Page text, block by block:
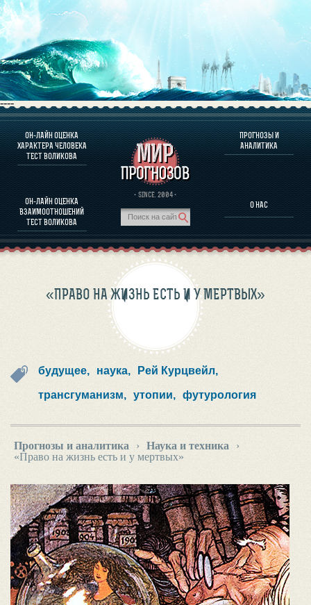
----
ОН-ЛАЙН ОЦЕНКА
ХАРАКТЕРА ЧЕЛОВЕКА
ТЕСТ ВОЛИКОВА
ОН-ЛАЙН ОЦЕНКА
ВЗАИМООТНОШЕНИЙ
ТЕСТ ВОЛИКОВА
· SINCE. 2004 ·
ПРОГНОЗЫ И
АНАЛИТИКА
О НАС
О ПРОГРАММЕ
ОЦЕНКА ХАРАКТЕРA ЧЕЛОВЕКА
ОЦЕНКА ХАРАКТЕРА ВЫДАЮЩИХСЯ ЛИЧНОСТЕЙ
О ПРОГРАММЕ
ПРОГНОЗЫ И АНАЛИТИКА
«ПРАВО НА ЖИЗНЬ ЕСТЬ И У МЕРТВЫХ»
будущее, наука, Рей Курцвейл,
трансгуманизм, утопии, футурология
Прогнозы и аналитика › Наука и техника
›
«Право на жизнь есть и у мертвых»